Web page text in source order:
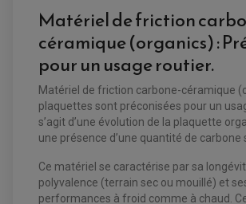
Matériel de friction
céramique (organics) :
pour un usage routier.
Matériel de friction carbone-céramique
plaquettes sont préconisées pour un
s’agit d’une évolution de la plaquette
une présence d’une quantité de carbone
Ce matériel se caractérise par sa
polyvalence (terrain sec ou mouillé) et
performances à froid comme à chaud.